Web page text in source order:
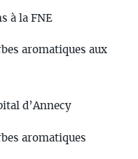
à la FNE
aromatiques aux
d’Annecy
aromatiques